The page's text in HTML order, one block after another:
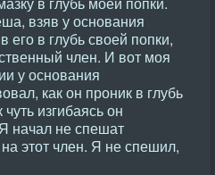
взяв у основания
в глубь своей попки,
член. И вот моя
у основания
как он проник в глубь
изгибаясь он
начал не спешат
этот член. Я не спешил,